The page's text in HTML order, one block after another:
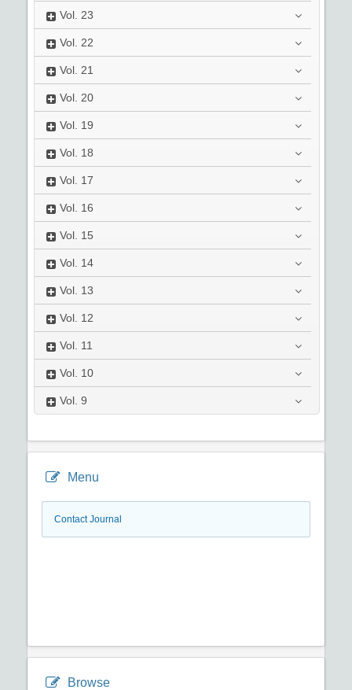
Vol. 23
Vol. 22
Vol. 21
Vol. 20
Vol. 19
Vol. 18
Vol. 17
Vol. 16
Vol. 15
Vol. 14
Vol. 13
Vol. 12
Vol. 11
Vol. 10
Vol. 9
Menu
Contact Journal
Browse